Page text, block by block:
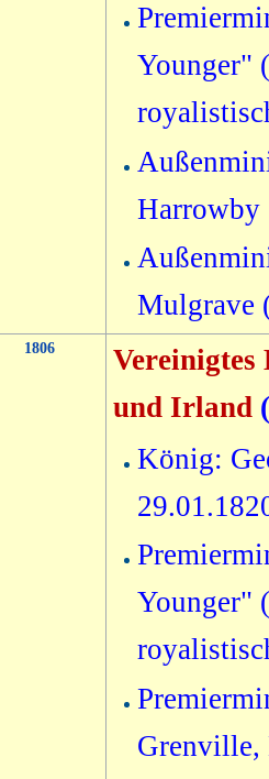
Younger"
Harrowby
Mulgrave
1806
und Irland (
König:
Younger"
Grenville,